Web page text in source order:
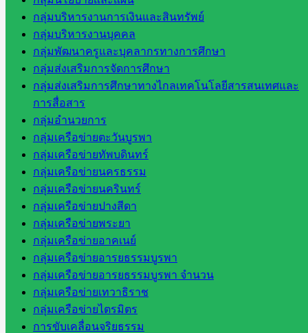
กลุ่มบริหารงานการเงินและสินทรัพย์
กลุ่มบริหารงานบุคคล
กลุ่มพัฒนาครูและบุคลากรทางการศึกษา
กลุ่มส่งเสริมการจัดการศึกษา
กลุ่มส่งเสริมการศึกษาทางไกลเทคโนโลยีสารสนเทศและ
การสื่อสาร
กลุ่มอำนวยการ
กลุ่มเครือข่ายตะวันบูรพา
กลุ่มเครือข่ายทัพบดินทร์
กลุ่มเครือข่ายนครธรรม
กลุ่มเครือข่ายนครินทร์
กลุ่มเครือข่ายปางสีดา
กลุ่มเครือข่ายพระยา
กลุ่มเครือข่ายอาคเนย์
กลุ่มเครือข่ายอารยธรรมบูรพา
กลุ่มเครือข่ายอารยธรรมบูรพา จำนวน
กลุ่มเครือข่ายเทวาธิราช
กลุ่มเครือข่ายไตรมิตร
การขับเคลื่อนจริยธรรม
โยบาย
และแผน
กลุ่มส่ง
เสริมการ
จัดการ
ศึกษา
กลุ่ม
บริหาร
งาน
บุคคล
กลุ่ม
พัฒนาครู
และบุ
คลากรฯ
กลุ่มนิ
เทศ
ติดตาม
และประ
เมินผลฯ